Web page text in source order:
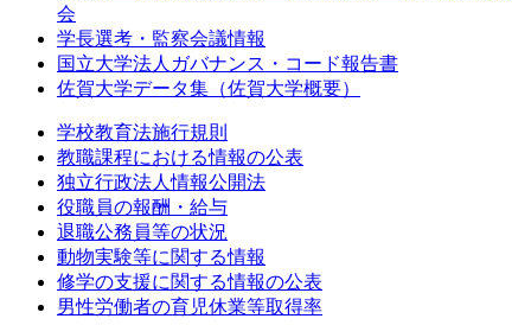
会
学長選考・監察会議情報
国立大学法人ガバナンス・コード報告書
佐賀大学データ集（佐賀大学概要）
学校教育法施行規則
教職課程における情報の公表
独立行政法人情報公開法
役職員の報酬・給与
退職公務員等の状況
動物実験等に関する情報
修学の支援に関する情報の公表
男性労働者の育児休業等取得率